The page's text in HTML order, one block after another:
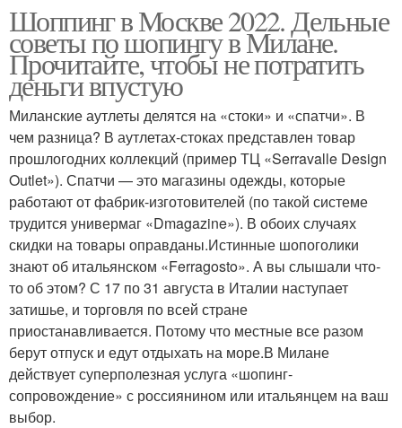
Шоппинг в Москве 2022. Дельные
советы по шопингу в Милане.
Прочитайте, чтобы не потратить
деньги впустую
Миланские аутлеты делятся на «стоки» и «спатчи». В
чем разница? В аутлетах-стоках представлен товар
прошлогодних коллекций (пример ТЦ «Serravalle Design
Outlet»). Спатчи — это магазины одежды, которые
работают от фабрик-изготовителей (по такой системе
трудится универмаг «Dmagazine»). В обоих случаях
скидки на товары оправданы.Истинные шопоголики
знают об итальянском «Ferragosto». А вы слышали что-
то об этом? С 17 по 31 августа в Италии наступает
затишье, и торговля по всей стране
приостанавливается. Потому что местные все разом
берут отпуск и едут отдыхать на море.В Милане
действует суперполезная услуга «шопинг-
сопровождение» с россиянином или итальянцем на ваш
выбор.